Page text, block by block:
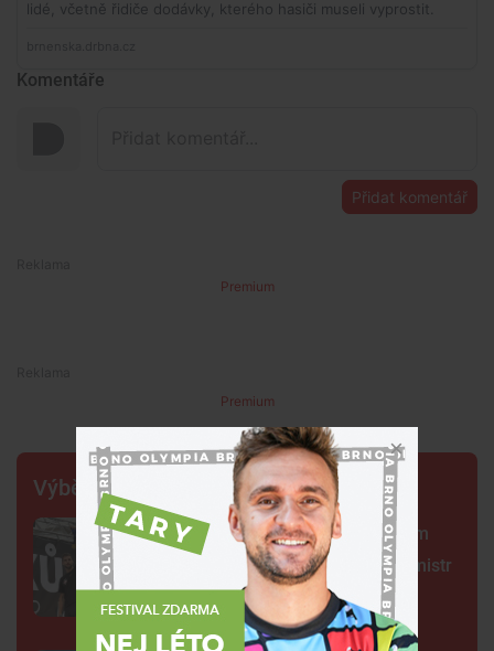
Komentáře
Přidat komentář
Premium
Premium
Výběr šéfredaktora
Centrum Brna ovládli šermíři. Jsem
jako Kung Fu Panda, řekl čerstvý mistr
světa